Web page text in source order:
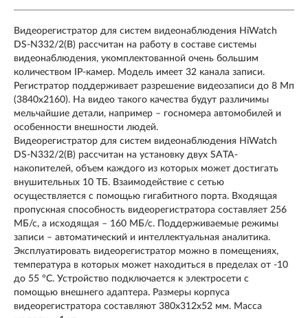
Видеорегистратор для систем видеонаблюдения HiWatch
DS-N332/2(B) рассчитан на работу в составе системы
видеонаблюдения, укомплектованной очень большим
количеством IP-камер. Модель имеет 32 канала записи.
Регистратор поддерживает разрешение видеозаписи до 8 Мп
(3840x2160). На видео такого качества будут различимы
мельчайшие детали, например – госномера автомобилей и
особенности внешности людей.
Видеорегистратор для систем видеонаблюдения HiWatch
DS-N332/2(B) рассчитан на установку двух SATA-
накопителей, объем каждого из которых может достигать
внушительных 10 ТБ. Взаимодействие с сетью
осуществляется с помощью гигабитного порта. Входящая
пропускная способность видеорегистратора составляет 256
МБ/с, а исходящая – 160 МБ/с. Поддерживаемые режимы
записи – автоматический и интеллектуальная аналитика.
Эксплуатировать видеорегистратор можно в помещениях,
температура в которых может находиться в пределах от -10
до 55 °C. Устройство подключается к электросети с
помощью внешнего адаптера. Размеры корпуса
видеорегистратора составляют 380x312x52 мм. Масса